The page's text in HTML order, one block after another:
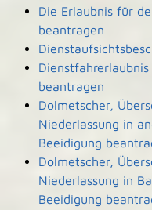
Die Erlaubnis für
beantragen
beantragen
Dolmetscher,
Niederlassung in
Beeidigung
Dolmetscher,
Niederlassung in
Beeidigung